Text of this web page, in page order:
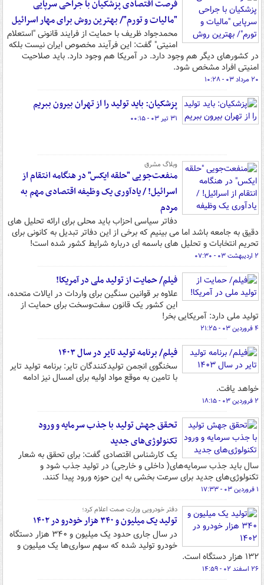
فرصت اقتصادی پزشکیان با جراحی سرپایی
"مالیات و تورم"/ بهترین روش برای مهار اسرائیل
محمدجواد ظریف با حمایت از فرایند قانونی "استعلام
امنیتی" گفت: این فرآیند مخصوص ایران نیست بلکه
در کشورهای دیگر هم وجود دارد. در آمریکا هم وجود دارد. باید صلاحیت
امنیتی افراد مشخص شود.
۲۰ مرداد ۰۳ - ۱۰:۲۸
پزشکیان: باید تولید را از تهران بیرون ببریم
۳۱ تیر ۰۳ - ۰۰:۱۵
وبلاگ مشرق
منفعت‌جویی "حلقه ایکس" در هنگامه انتقام از
اسرائیل! / یادآوری یک وظیفه اقتصادی مهم به
مردم
دفاتر سیاسی احزاب باید محلی برای ارائه تحلیل های
دقیق به جامعه باشد اما می بینیم که برخی از این دفاتر تبدیل به کانونی برای
تحریم انتخابات و تحلیل های باسمه ای درباره شرایط کشور شده است!
۲ اردیبهشت ۰۳ - ۰۷:۳۰
فیلم/ حمایت از تولید ملی در آمریکا!
علاوه بر قوانین سنگین برای واردات در ایالات متحده،
این کشور یک قانون سفت‌وسخت برای حمایت از
تولید ملی دارد: آمریکایی بخر!
۴ فروردین ۰۳ - ۲۱:۲۵
فیلم/ برنامه تولید تایر در سال ۱۴۰۳
سخنگوی انجمن تولیدکنندگان تایر: برنامه تولید تایر
با تامین به موقع مواد اولیه برای امسال نیز ادامه
خواهد یافت.
۲ فروردین ۰۳ - ۱۸:۱۵
تحقق جهش تولید با جذب سرمایه و ورود
تکنولوژی‌های جدید
یک کارشناس اقتصادی گفت: برای تحقق به شعار
سال باید جذب سرمایه‌های( داخلی و خارجی) در تولید جذب شود و
تکنولوژی‌های جدید برای سرعت بخشی به این حوزه ورود پیدا کنند.
۱ فروردین ۰۳ - ۱۷:۳۳
دفتر خودرویی وزارت صمت اعلام کرد؛
تولید یک میلیون و ۳۴۰ هزار خودرو در ۱۴۰۲
در سال جاری حدود یک میلیون و ۳۴۰ هزار دستگاه
خودرو تولید شده که سهم سواری‌ها یک میلیون و
۱۳۲ هزار دستگاه است.
۲۶ اسفند ۰۲ - ۱۴:۵۹